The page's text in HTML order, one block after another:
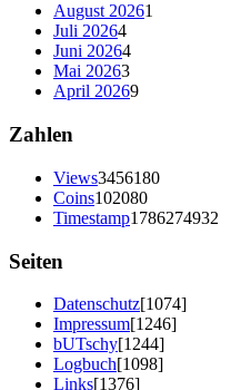
August 20261
Juli 20264
Juni 20264
Mai 20263
April 20269
Zahlen
Views3456180
Coins102080
Timestamp1786274932
Seiten
Datenschutz[1074]
Impressum[1246]
bUTschy[1244]
Logbuch[1098]
Links[1376]